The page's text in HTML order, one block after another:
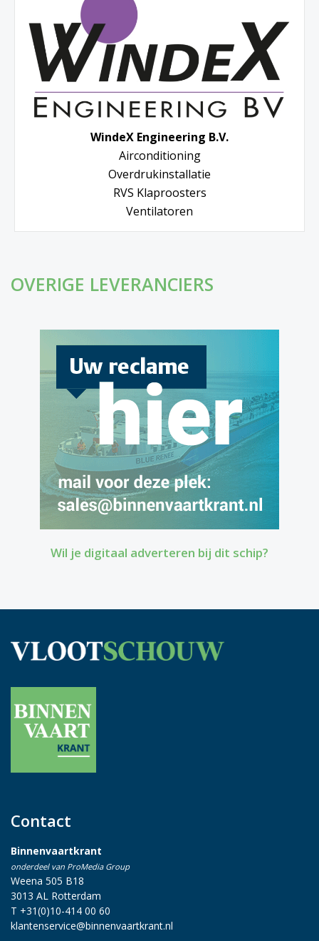
WindeX Engineering B.V.
Airconditioning
Overdrukinstallatie
RVS Klaproosters
Ventilatoren
OVERIGE LEVERANCIERS
Wil je digitaal adverteren bij dit schip?
Contact
Binnenvaartkrant
onderdeel van ProMedia Group
Weena 505 B18
3013 AL Rotterdam
T +31(0)10-414 00 60
klantenservice@binnenvaartkrant.nl